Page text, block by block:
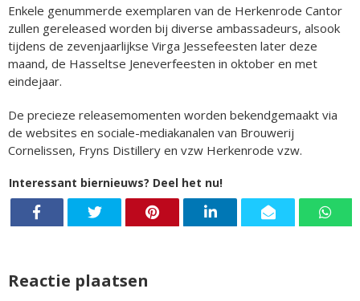
Enkele genummerde exemplaren van de Herkenrode Cantor
zullen gereleased worden bij diverse ambassadeurs, alsook
tijdens de zevenjaarlijkse Virga Jessefeesten later deze
maand, de Hasseltse Jeneverfeesten in oktober en met
eindejaar.
De precieze releasemomenten worden bekendgemaakt via
de websites en sociale-mediakanalen van Brouwerij
Cornelissen, Fryns Distillery en vzw Herkenrode vzw.
Interessant biernieuws? Deel het nu!
Reactie plaatsen